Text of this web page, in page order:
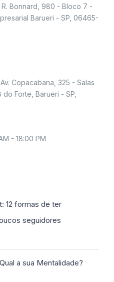
Bonnard, 980 - Bloco 7 -
Barueri - SP, 06465-
Copacabana, 325 - Salas
do Forte, Barueri - SP,
- 18:00 PM
12 formas de ter
seguidores
a sua Mentalidade?